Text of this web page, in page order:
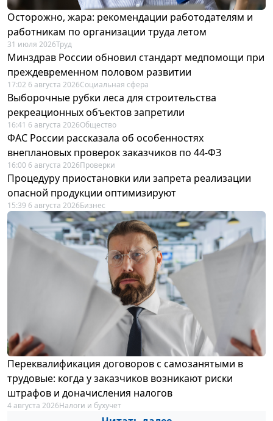
Осторожно, жара: рекомендации работодателям и
работникам по организации труда летом
31 июля 2026Труд
Минздрав России обновил стандарт медпомощи при
преждевременном половом развитии
17:02 6 августа 2026Социальная сфера
Выборочные рубки леса для строительства
рекреационных объектов запретили
16:41 6 августа 2026Общество
ФАС России рассказала об особенностях
внеплановых проверок заказчиков по 44-ФЗ
16:00 6 августа 2026Проверки
Процедуру приостановки или запрета реализации
опасной продукции оптимизируют
15:39 6 августа 2026Бизнес
Переквалификация договоров с самозанятыми в
трудовые: когда у заказчиков возникают риски
штрафов и доначисления налогов
4 августа 2026Налоги и бухучет